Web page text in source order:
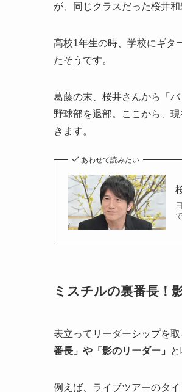
が、同じクラスだった桜井和
高校1年生の時、学校にギタ
たそうです。
葛藤の末、桜井さんから「
野球部を退部。ここから、
きます。
あわせて読みたい
ミスチルの裏番長！
表立ってリーダーシップを
番長」や「影のリーダー」
例えば、ライブツアーのタ